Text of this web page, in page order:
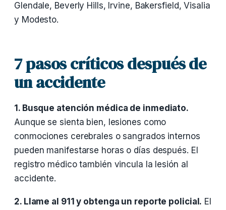
Glendale, Beverly Hills, Irvine, Bakersfield, Visalia
y Modesto.
7 pasos críticos después de
un accidente
1. Busque atención médica de inmediato.
Aunque se sienta bien, lesiones como
conmociones cerebrales o sangrados internos
pueden manifestarse horas o días después. El
registro médico también vincula la lesión al
accidente.
2. Llame al 911 y obtenga un reporte policial. El